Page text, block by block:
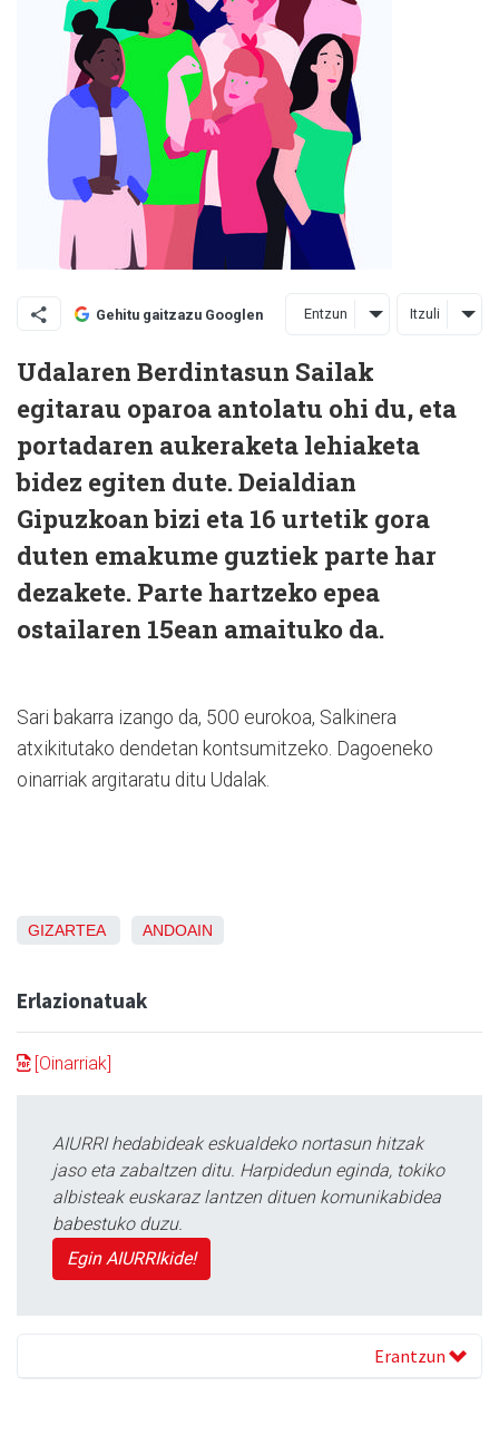
Gehitu gaitzazu Googlen Entzun Itzuli
Udalaren Berdintasun Sailak
egitarau oparoa antolatu ohi du, eta
portadaren aukeraketa lehiaketa
bidez egiten dute. Deialdian
Gipuzkoan bizi eta 16 urtetik gora
duten emakume guztiek parte har
dezakete. Parte hartzeko epea
ostailaren 15ean amaituko da.
Sari bakarra izango da, 500 eurokoa, Salkinera
atxikitutako dendetan kontsumitzeko. Dagoeneko
oinarriak argitaratu ditu Udalak.
GIZARTEA ANDOAIN
Erlazionatuak
[Oinarriak]
AIURRI hedabideak eskualdeko nortasun hitzak
jaso eta zabaltzen ditu. Harpidedun eginda, tokiko
albisteak euskaraz lantzen dituen komunikabidea
babestuko duzu.
Egin AIURRIkide!
Erantzun